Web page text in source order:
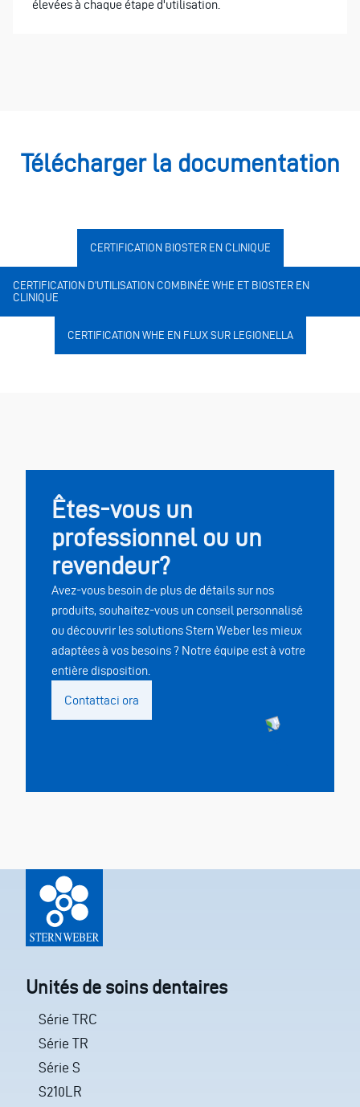
élevées à chaque étape d'utilisation.
Télécharger la documentation
CERTIFICATION BIOSTER EN CLINIQUE
CERTIFICATION D'UTILISATION COMBINÉE WHE ET BIOSTER EN
CLINIQUE
CERTIFICATION WHE EN FLUX SUR LEGIONELLA
Êtes-vous un
professionnel ou un
revendeur?
Avez-vous besoin de plus de détails sur nos
produits, souhaitez-vous un conseil personnalisé
ou découvrir les solutions Stern Weber les mieux
adaptées à vos besoins ? Notre équipe est à votre
entière disposition.
Contattaci ora
Unités de soins dentaires
Série TRC
Série TR
Série S
S210LR